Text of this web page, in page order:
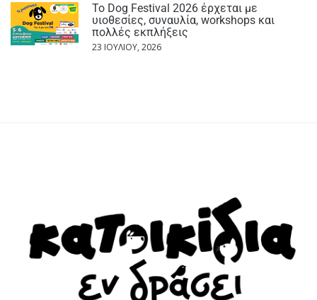
Το Dog Festival 2026 έρχεται με
υιοθεσίες, συναυλία, workshops και
πολλές εκπλήξεις
23 ΙΟΥΛΊΟΥ, 2026